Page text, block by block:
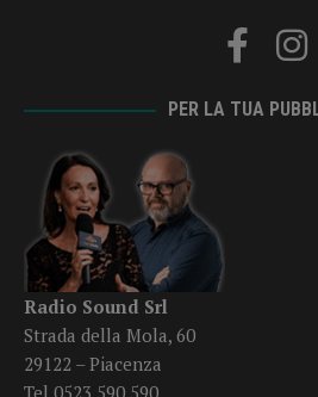
PER LA TUA
Radio Sound Srl
Strada della Mola, 60
29122 – Piacenza